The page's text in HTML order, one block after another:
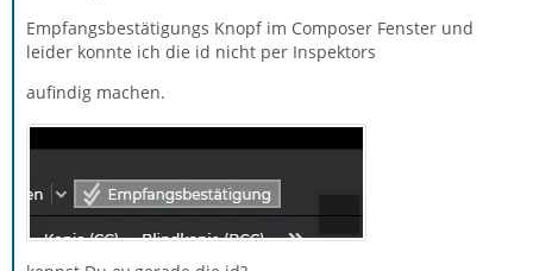
Empfangsbestätigungs Knopf im Composer Fenster und
leider konnte ich die id nicht per Inspektors
aufindig machen.